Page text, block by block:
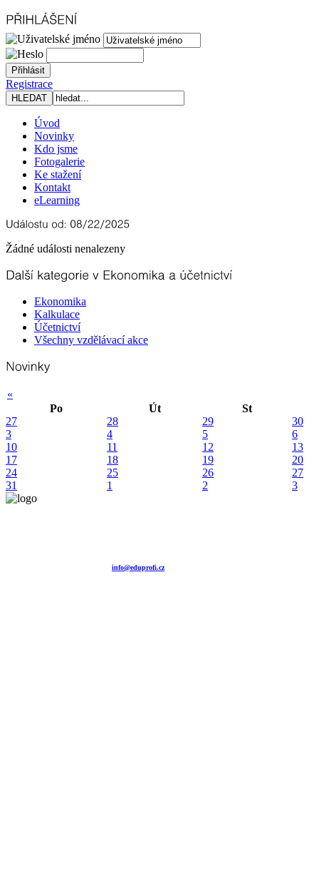
Registrace
Úvod
Novinky
Kdo jsme
Fotogalerie
Ke stažení
Kontakt
eLearning
Žádné události nenalezeny
Ekonomika
Kalkulace
Účetnictví
Všechny vzdělávací akce
«
Po
Út
St
27
28 29
30
3
4 5
6
10
11 12
13
17
18 19
20
24
25 26
27
31
1 2 3
info@eduprofi.cz